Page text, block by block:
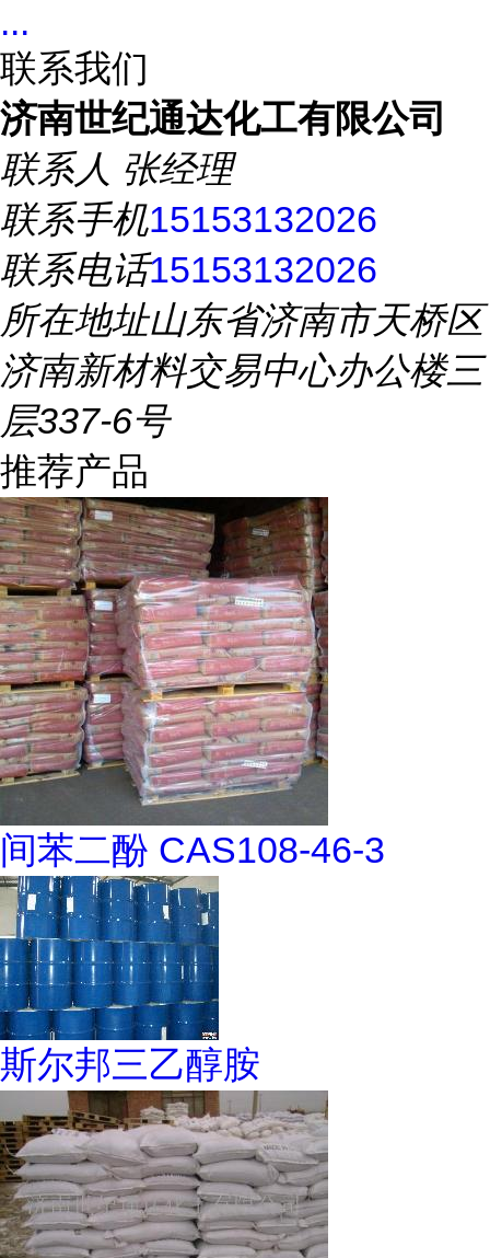
...
联系我们
济南世纪通达化工有限公司
联系人 张经理
联系手机15153132026
联系电话15153132026
所在地址山东省济南市天桥区
济南新材料交易中心办公楼三
层337-6号
推荐产品
间苯二酚 CAS108-46-3
斯尔邦三乙醇胺